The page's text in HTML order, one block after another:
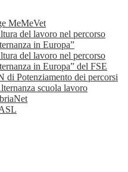
MeMeVet
del lavoro nel percorso
in Europa”
del lavoro nel percorso
in Europa” del FSE
di Potenziamento dei percorsi
scuola lavoro